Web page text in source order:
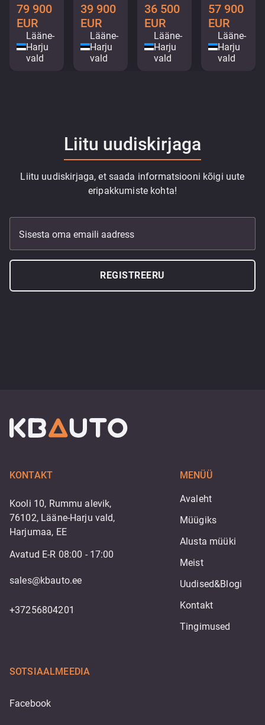
79 900
EUR
Lääne-
Harju
vald
39 900
EUR
Lääne-
Harju
vald
36 500
EUR
Lääne-
Harju
vald
57 900
EUR
Lääne-
Harju
vald
Liitu uudiskirjaga
Liitu uudiskirjaga, et saada informatsiooni kõigi uute
eripakkumiste kohta!
Sisesta oma emaili aadress
REGISTREERU
KONTAKT
Kooli 10, Rummu alevik,
76102, Lääne-Harju vald,
Harjumaa, EE
Avatud E-R 08:00 - 17:00
sales@kbauto.ee
+37256804201
MENÜÜ
Avaleht
Müügiks
Alusta müüki
Meist
Uudised&Blogi
Kontakt
Tingimused
SOTSIAALMEEDIA
Facebook